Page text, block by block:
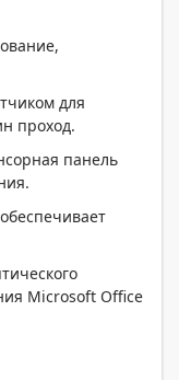
для
проход.
панель
Microsoft Office